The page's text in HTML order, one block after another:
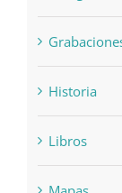
Fotografías
Historia
Libros